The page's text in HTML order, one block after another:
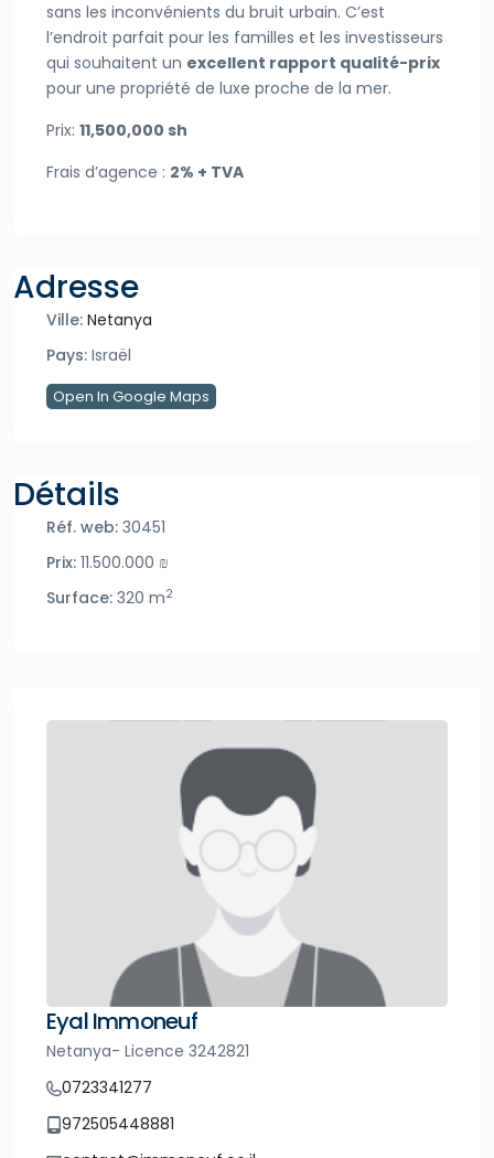
sans les inconvénients du bruit urbain. C’est
l’endroit parfait pour les familles et les investisseurs
qui souhaitent un excellent rapport qualité-prix
pour une propriété de luxe proche de la mer.
Prix: 11,500,000 sh
Frais d’agence : 2% + TVA
Adresse
Ville: Netanya
Pays: Israël
Open In Google Maps
Détails
Réf. web: 30451
Prix: 11.500.000 ₪
Surface: 320 m2
Eyal Immoneuf
Netanya- Licence 3242821
0723341277
972505448881